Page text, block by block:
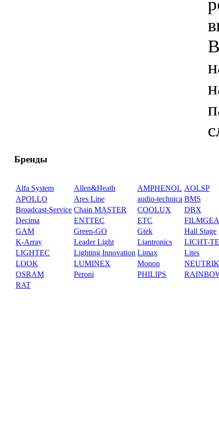
Бренды
Alfa System Allen&Heath AMPHENOL AOLSP
APOLLO
Ares Line audio-technica BMS
Broadcast-Service Chain MASTER COOLUX
DBX
Decima
ENTTEC ETC
GAM
Green-GO Gtek
Hall Stage
K-Array
Leader Light Liantronics
LICHT-
LIGHTEC
Lighting Innovation Limax
Lites
LOOK
LUMINEX Monon
NEUTRIK
OSRAM
Peroni PHILIPS
RAT